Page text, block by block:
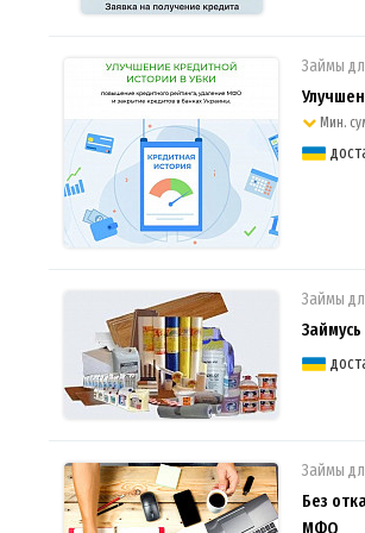
Займы
Мин.
Займы
Займы
Без
МФО